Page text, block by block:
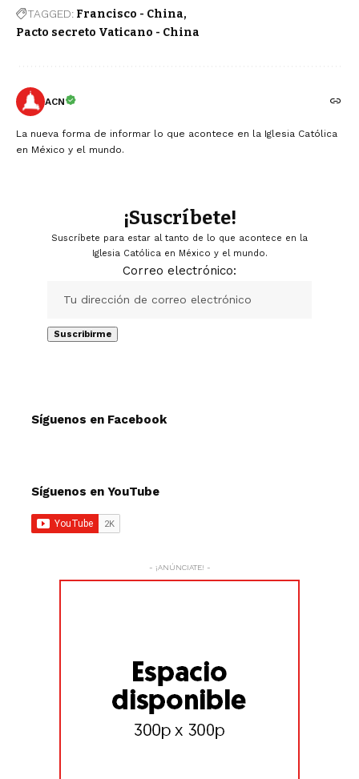
TAGGED: Francisco - China
Pacto secreto Vaticano - China
ACN
La nueva forma de informar lo que acontece en la Iglesia Católica
en México y el mundo.
¡Suscríbete!
Suscríbete para estar al tanto de lo que acontece en la
Iglesia Católica en México y el mundo.
Correo electrónico:
Síguenos en Facebook
Síguenos en YouTube
- ¡ANÚNCIATE! -